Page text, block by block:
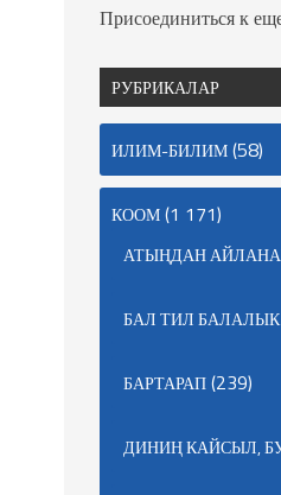
Присоединиться к
РУБРИКАЛАР
ИЛИМ-БИЛИМ(58)
КООМ(1 171)
АТЫҢДАН
БАЛ ТИЛ БАЛАЛЫК
БАРТАРАП(239)
ДИНИҢ КАЙСЫЛ,